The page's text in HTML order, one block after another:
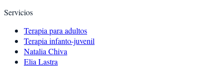
Servicios
Terapia para adultos
Terapia infanto-juvenil
Natalia Chiva
Elia Lastra